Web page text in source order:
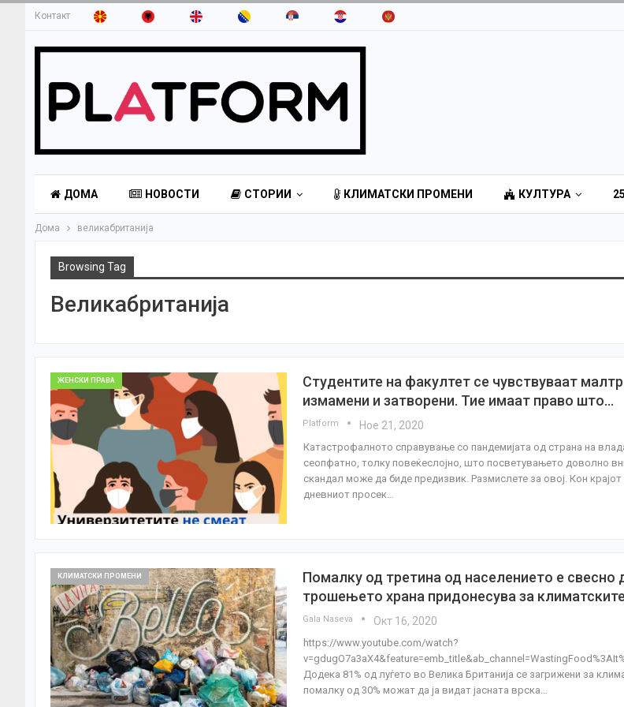
Контакт
ДОМА НОВОСТИ СТОРИИ КЛИМАТСКИ ПРОМЕНИ КУЛТУРА
Дома великабританија
Browsing Tag
Великабританија
ЖЕНСКИ ПРАВА
Студентите на факултет се чувствуваат
измамени и затворени. Тие имаат право што…
Platform Ное 21, 2020
Катастрофалното справување со пандемијата од страна на
сеопфатно, толку повеќеслојно, што посветувањето доволно
скандал може да биде предизвик. Размислете за овој. Кон крајот
дневниот просек…
КЛИМАТСКИ ПРОМЕНИ
Помалку од третина од населението е свесно
трошењето храна придонесува за
Gala Naseva Окт 16, 2020
https://www.youtube.com/watch?
Додека 81% од луѓето во Велика Британија се загрижени за
помалку од 30% можат да ја видат јасната врска…